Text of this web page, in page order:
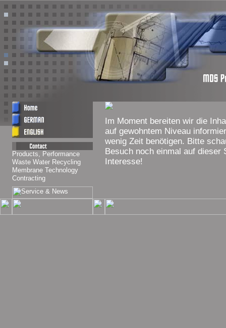
Im Moment bereiten wir die
auf gewohntem Niveau
wenig Zeit benötigen. Bitte
Besuch noch einmal auf
Interesse!